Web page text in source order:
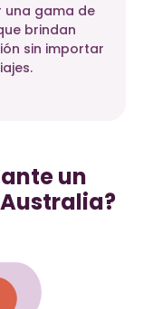
una gama de
brindan
sin importar
un